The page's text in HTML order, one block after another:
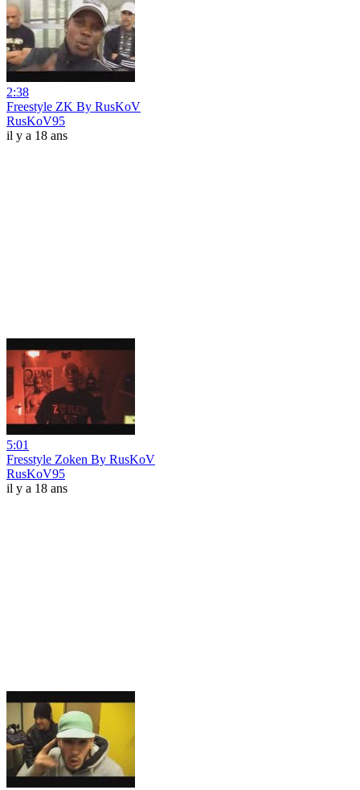
2:38
Freestyle ZK By RusKoV
RusKoV95
il y a 18 ans
5:01
Fresstyle Zoken By RusKoV
RusKoV95
il y a 18 ans